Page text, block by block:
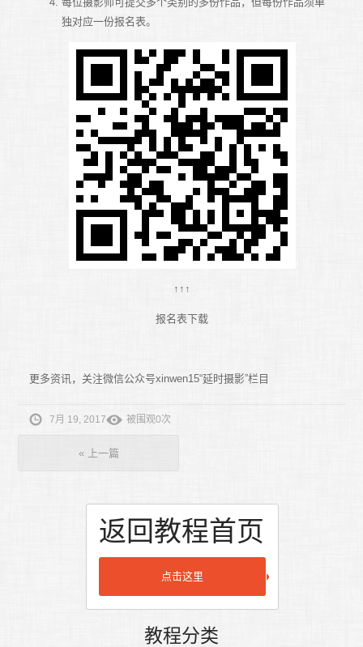
独对应一份报名表。
↑↑↑
报名表下载
更多资讯，关注微信公众号xinwen15“延时摄影”栏目
7月 19, 2017 被围观0次
«上一篇
返回教程首页
点击这里
教程分类